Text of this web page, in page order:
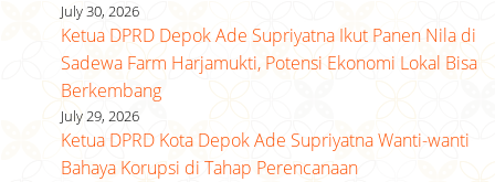
July 30, 2026
Ketua DPRD Depok Ade Supriyatna Ikut Panen Nila di
Sadewa Farm Harjamukti, Potensi Ekonomi Lokal Bisa
Berkembang
July 29, 2026
Ketua DPRD Kota Depok Ade Supriyatna Wanti-wanti
Bahaya Korupsi di Tahap Perencanaan